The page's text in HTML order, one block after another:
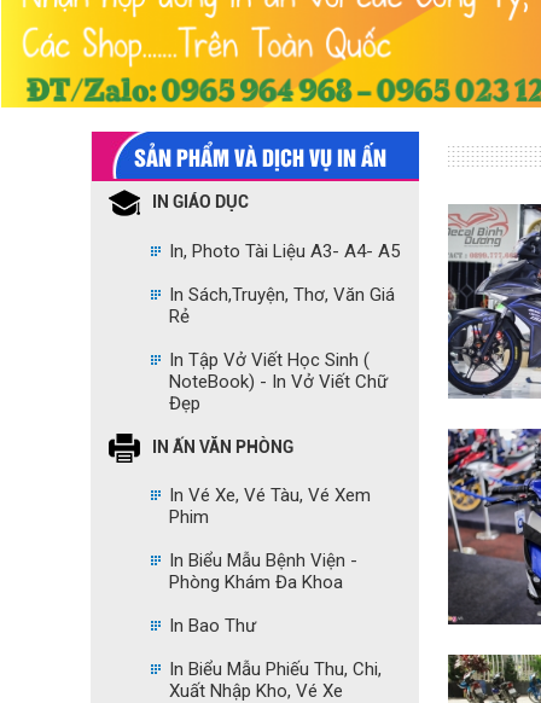
SẢN PHẨM VÀ DỊCH VỤ IN ẤN
IN GIÁO DỤC
In, Photo Tài Liệu A3- A4- A5
In Sách,Truyện, Thơ, Văn Giá
Rẻ
In Tập Vở Viết Học Sinh (
NoteBook) - In Vở Viết Chữ
Đẹp
IN ẤN VĂN PHÒNG
In Vé Xe, Vé Tàu, Vé Xem
Phim
In Biểu Mẫu Bệnh Viện -
Phòng Khám Đa Khoa
In Bao Thư
In Biểu Mẫu Phiếu Thu, Chi,
Xuất Nhập Kho, Vé Xe